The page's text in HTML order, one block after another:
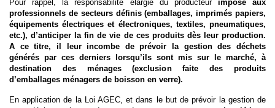
Pour rappel, la responsabilité élargie du producteurimpose aux
professionnels de secteurs définis (emballages, imprimés papiers,
équipements électriques et électroniques, textiles, pneumatiques,
etc.), d’anticiper la fin de vie de ces produits dès leur production.
A ce titre, il leur incombe de prévoir la gestion des déchets
générés par ces derniers lorsqu’ils sont mis sur le marché, à
destination des ménages (exclusion faite des produits
d’emballages ménagers de boisson en verre).
En application de la Loi AGEC, et dans le but de prévoir la gestion de